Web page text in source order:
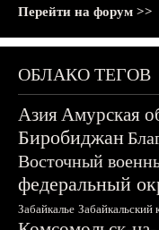
Перейти на форум >>
ОБЛАКО ТЕГОВ
АзияАмурская
Биробиджан
Восточный
федеральный
Забайкалье Забайкальский